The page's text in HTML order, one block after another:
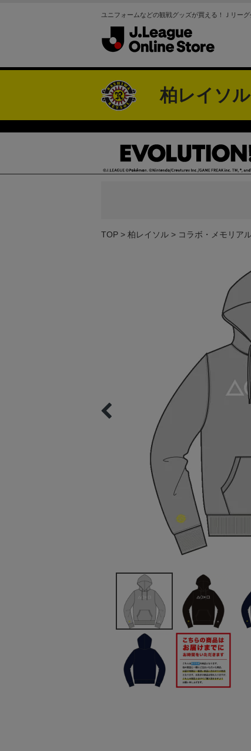
ユニフォームなどの観戦グッズが買える！Ｊリー
柏レイソル
TOP 柏レイソル コラボ・メモリア